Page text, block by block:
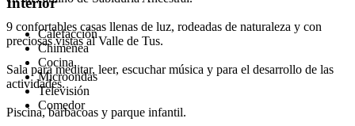
9 confortables casas llenas de luz, rodeadas de naturaleza y con
preciosas vistas al Valle de Tus.
Sala para meditar, leer, escuchar música y para el desarrollo de las
actividades.
Piscina, barbacoas y parque infantil.
Calefacción
Chimenea
Cocina
Microondas
Televisión
Comedor